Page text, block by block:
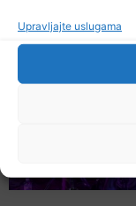
Upravljajte uslugama